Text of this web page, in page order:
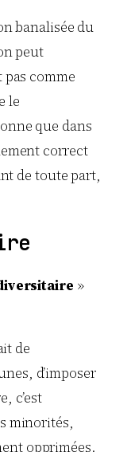
banalisée du
peut
comme
le
que dans
correct
de toute part,
»
de
d’imposer
c’est
minorités,
opprimées.